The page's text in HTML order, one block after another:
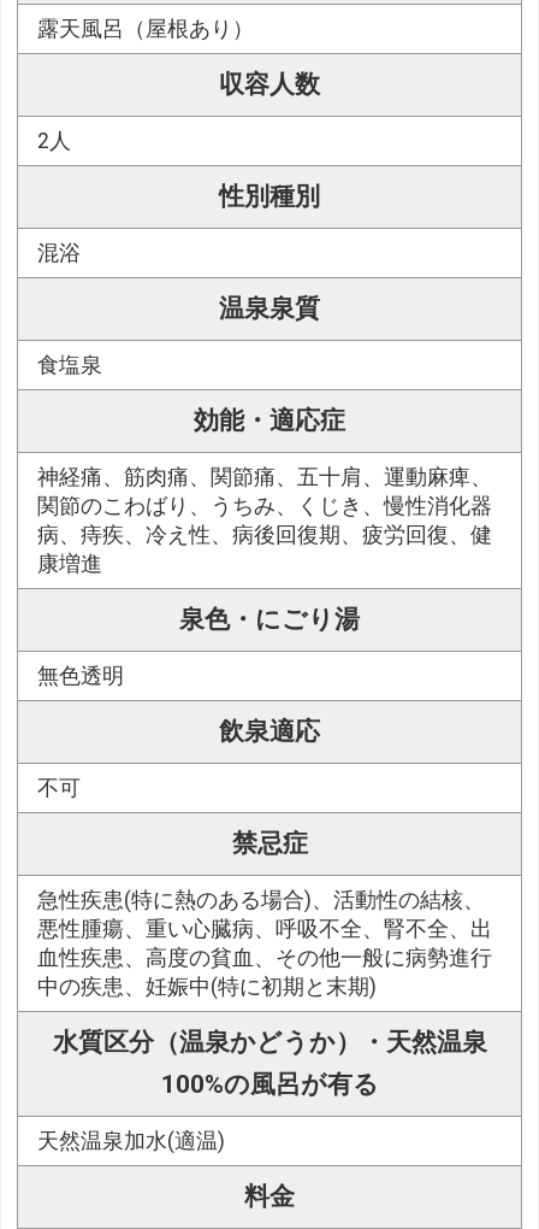
露天風呂（屋根あり）
収容人数
2人
性別種別
混浴
温泉泉質
食塩泉
効能・適応症
神経痛、筋肉痛、関節痛、五十肩、運動麻痺、
関節のこわばり、うちみ、くじき、慢性消化器
病、痔疾、冷え性、病後回復期、疲労回復、健
康増進
泉色・にごり湯
無色透明
飲泉適応
不可
禁忌症
急性疾患(特に熱のある場合)、活動性の結核、
悪性腫瘍、重い心臓病、呼吸不全、腎不全、出
血性疾患、高度の貧血、その他一般に病勢進行
中の疾患、妊娠中(特に初期と末期)
水質区分（温泉かどうか）・天然温泉
100%の風呂が有る
天然温泉加水(適温)
料金